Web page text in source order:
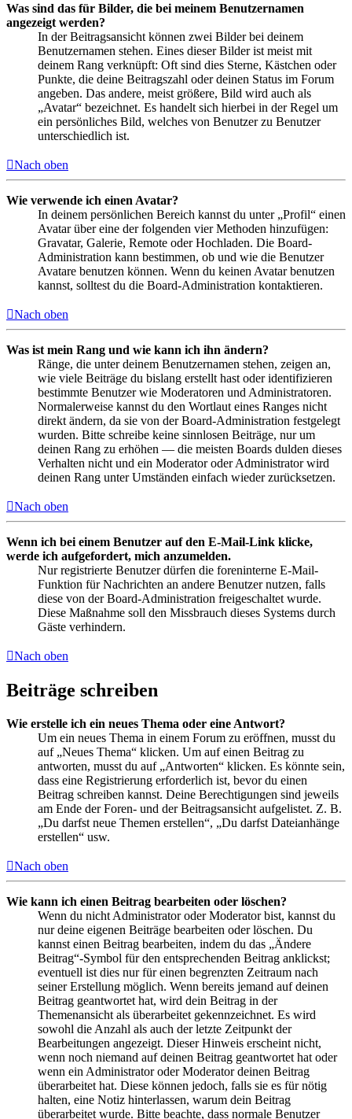
Was sind das für Bilder, die bei meinem Benutzernamen
angezeigt werden?
In der Beitragsansicht können zwei Bilder bei deinem
Benutzernamen stehen. Eines dieser Bilder ist meist mit
deinem Rang verknüpft: Oft sind dies Sterne, Kästchen oder
Punkte, die deine Beitragszahl oder deinen Status im Forum
angeben. Das andere, meist größere, Bild wird auch als
„Avatar“ bezeichnet. Es handelt sich hierbei in der Regel um
ein persönliches Bild, welches von Benutzer zu Benutzer
unterschiedlich ist.
Nach oben
Wie verwende ich einen Avatar?
In deinem persönlichen Bereich kannst du unter „Profil“ einen
Avatar über eine der folgenden vier Methoden hinzufügen:
Gravatar, Galerie, Remote oder Hochladen. Die Board-
Administration kann bestimmen, ob und wie die Benutzer
Avatare benutzen können. Wenn du keinen Avatar benutzen
kannst, solltest du die Board-Administration kontaktieren.
Nach oben
Was ist mein Rang und wie kann ich ihn ändern?
Ränge, die unter deinem Benutzernamen stehen, zeigen an,
wie viele Beiträge du bislang erstellt hast oder identifizieren
bestimmte Benutzer wie Moderatoren und Administratoren.
Normalerweise kannst du den Wortlaut eines Ranges nicht
direkt ändern, da sie von der Board-Administration festgelegt
wurden. Bitte schreibe keine sinnlosen Beiträge, nur um
deinen Rang zu erhöhen — die meisten Boards dulden dieses
Verhalten nicht und ein Moderator oder Administrator wird
deinen Rang unter Umständen einfach wieder zurücksetzen.
Nach oben
Wenn ich bei einem Benutzer auf den E-Mail-Link klicke,
werde ich aufgefordert, mich anzumelden.
Nur registrierte Benutzer dürfen die foreninterne E-Mail-
Funktion für Nachrichten an andere Benutzer nutzen, falls
diese von der Board-Administration freigeschaltet wurde.
Diese Maßnahme soll den Missbrauch dieses Systems durch
Gäste verhindern.
Nach oben
Beiträge schreiben
Wie erstelle ich ein neues Thema oder eine Antwort?
Um ein neues Thema in einem Forum zu eröffnen, musst du
auf „Neues Thema“ klicken. Um auf einen Beitrag zu
antworten, musst du auf „Antworten“ klicken. Es könnte sein,
dass eine Registrierung erforderlich ist, bevor du einen
Beitrag schreiben kannst. Deine Berechtigungen sind jeweils
am Ende der Foren- und der Beitragsansicht aufgelistet. Z. B.
„Du darfst neue Themen erstellen“, „Du darfst Dateianhänge
erstellen“ usw.
Nach oben
Wie kann ich einen Beitrag bearbeiten oder löschen?
Wenn du nicht Administrator oder Moderator bist, kannst du
nur deine eigenen Beiträge bearbeiten oder löschen. Du
kannst einen Beitrag bearbeiten, indem du das „Ändere
Beitrag“-Symbol für den entsprechenden Beitrag anklickst;
eventuell ist dies nur für einen begrenzten Zeitraum nach
seiner Erstellung möglich. Wenn bereits jemand auf deinen
Beitrag geantwortet hat, wird dein Beitrag in der
Themenansicht als überarbeitet gekennzeichnet. Es wird
sowohl die Anzahl als auch der letzte Zeitpunkt der
Bearbeitungen angezeigt. Dieser Hinweis erscheint nicht,
wenn noch niemand auf deinen Beitrag geantwortet hat oder
wenn ein Administrator oder Moderator deinen Beitrag
überarbeitet hat. Diese können jedoch, falls sie es für nötig
halten, eine Notiz hinterlassen, warum dein Beitrag
überarbeitet wurde. Bitte beachte, dass normale Benutzer